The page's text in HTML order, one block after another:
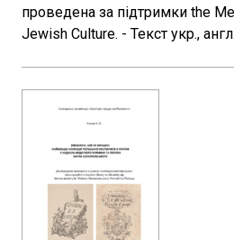
проведена за підтримки the
Jewish Culture. - Текст укр., англ.